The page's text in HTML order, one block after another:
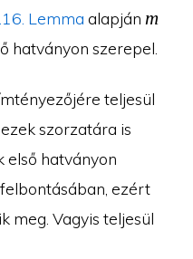
Lemma alapján m
m
hatványon szerepel.
teljesül
szorzatára is
első hatványon
ezért
meg. Vagyis teljesül